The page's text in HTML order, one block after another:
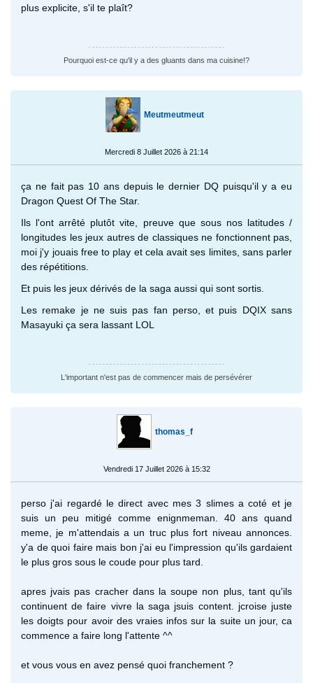
plus explicite, s'il te plaît?
Pourquoi est-ce qu'il y a des gluants dans ma cuisine!?
Meutmeutmeut
Mercredi 8 Juillet 2026 à 21:14
ça ne fait pas 10 ans depuis le dernier DQ puisqu'il y a eu
Dragon Quest Of The Star.
Ils l'ont arrêté plutôt vite, preuve que sous nos latitudes /
longitudes les jeux autres de classiques ne fonctionnent pas,
moi j'y jouais free to play et cela avait ses limites, sans parler
des répétitions.
Et puis les jeux dérivés de la saga aussi qui sont sortis.
Les remake je ne suis pas fan perso, et puis DQIX sans
Masayuki ça sera lassant LOL
L'important n'est pas de commencer mais de persévérer
thomas_f
Vendredi 17 Juillet 2026 à 15:32
perso j'ai regardé le direct avec mes 3 slimes a coté et je
suis un peu mitigé comme enignmeman. 40 ans quand
meme, je m'attendais a un truc plus fort niveau annonces.
y'a de quoi faire mais bon j'ai eu l'impression qu'ils gardaient
le plus gros sous le coude pour plus tard.
apres jvais pas cracher dans la soupe non plus, tant qu'ils
continuent de faire vivre la saga jsuis content. jcroise juste
les doigts pour avoir des vraies infos sur la suite un jour, ca
commence a faire long l'attente ^^
et vous vous en avez pensé quoi franchement ?